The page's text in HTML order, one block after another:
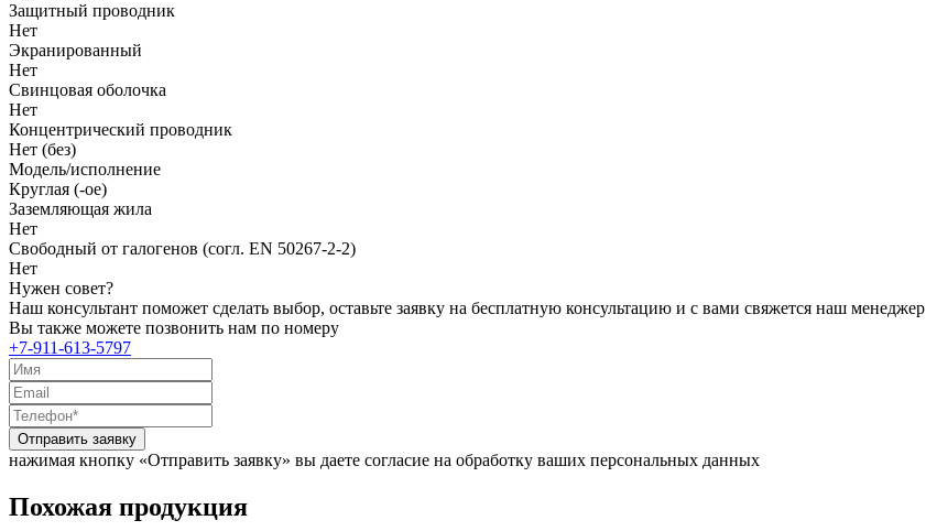
Защитный проводник
Нет
Экранированный
Нет
Свинцовая оболочка
Нет
Концентрический проводник
Нет (без)
Модель/исполнение
Круглая (-ое)
Заземляющая жила
Нет
Свободный от галогенов (согл. EN 50267-2-2)
Нет
Нужен совет?
Наш консультант поможет сделать выбор, оставьте заявку на бесплатную консультацию и с вами свяжется наш менеджер
Вы также можете позвонить нам по номеру
+7-911-613-5797
Отправить заявку
нажимая кнопку «Отправить заявку» вы даете согласие на обработку ваших персональных данных
Похожая продукция